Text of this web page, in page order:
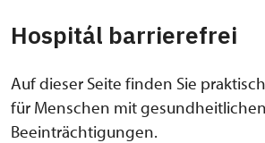
Hospitál barrierefrei
Auf dieser Seite finden Sie
für Menschen mit gesundheitlichen
Beeinträchtigungen.